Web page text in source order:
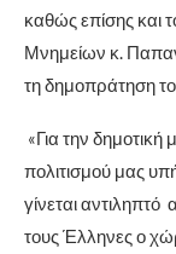
καθώς επίσης και
Μνημείων κ.
τη δημοπράτηση
«Για την
πολιτισμού μας
γίνεται αντιληπτό
τους Έλληνες ο